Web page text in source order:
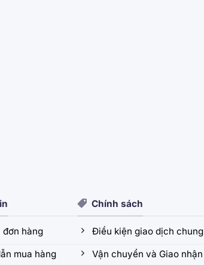
đơn hàng
mua hàng
Chính sách
Điều kiện giao dịch chung
Vận chuyển và Giao nhận